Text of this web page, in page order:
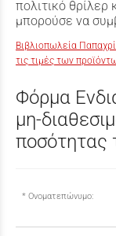
πολιτικό θρίλερ
μπορούσε να
Βιβλιοπωλεία
τις τιμές των
Φόρμα
μη-
ποσότητας
Ονοματεπώνυμο: